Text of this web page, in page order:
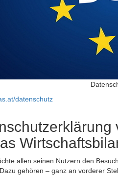
datenschutz
allen seinen Nutzern den
gehören – ganz an vorderer